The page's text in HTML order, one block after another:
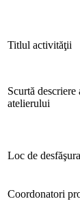
Titlul activităţii
Scurtă descriere
atelierului
Loc de
Coordonatori